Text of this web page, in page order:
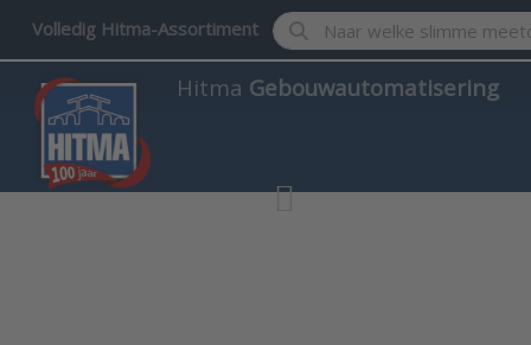
Volledig Hitma-Assortiment Enter a search term.
Hitma Gebouwautomatisering